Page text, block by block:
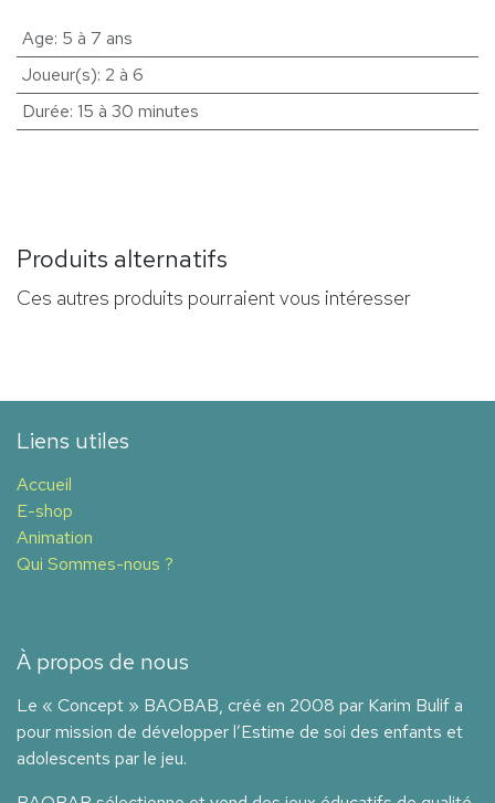
Age: 5 à 7 ans
Joueur(s): 2 à 6
Durée: 15 à 30 minutes
Produits alternatifs
Ces autres produits pourraient vous intéresser
Liens utiles
Accueil
E-shop
Animation
Qui Sommes-nous ?
À propos de nous
Le « Concept » BAOBAB, créé en 2008 par Karim Bulif a
pour mission de développer l’Estime de soi des enfants et
adolescents par le jeu.